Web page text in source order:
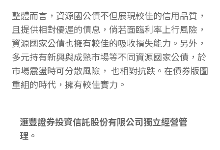
整體而言，資源國公債不但展現較佳的信用品質，
且提供相對優渥的債息，倘若面臨利率上行風險，
資源國家公債也擁有較佳的吸收損失能力。另外，
多元持有新興與成熟市場等不同資源國家公債，於
市場震盪時可分散風險， 也相對抗跌。在債券版圖
重組的時代，擁有較佳實力。
滙豐證券投資信託股份有限公司獨立經營管
理。